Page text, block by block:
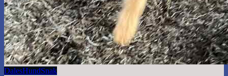
DalesHundSnak